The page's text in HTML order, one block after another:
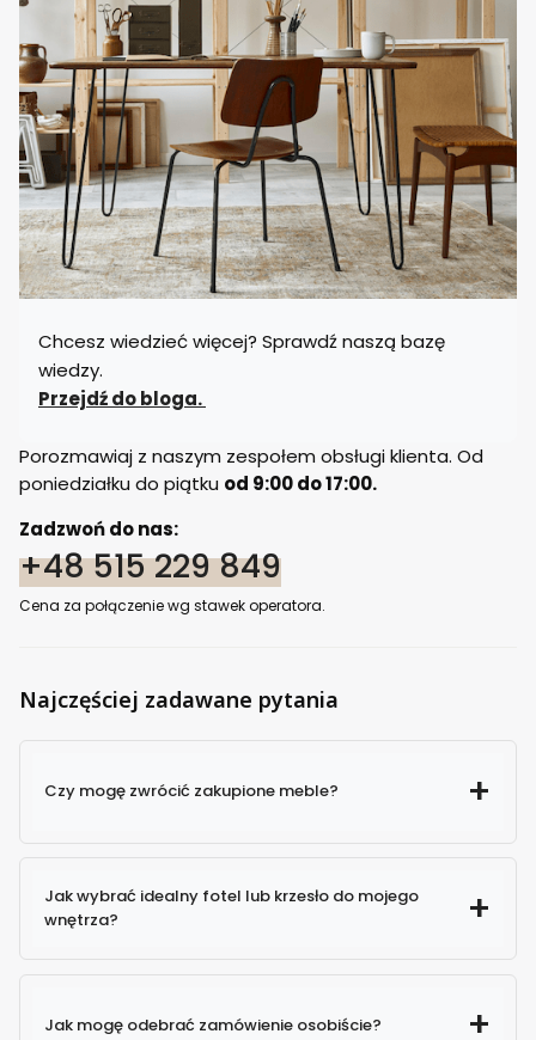
Chcesz wiedzieć więcej? Sprawdź naszą bazę
wiedzy.
Przejdź do bloga.
Porozmawiaj z naszym zespołem obsługi klienta. Od
poniedziałku do piątku od 9:00 do 17:00.
Zadzwoń do nas:
+48 515 229 849
Cena za połączenie wg stawek operatora.
Najczęściej zadawane pytania
Czy mogę zwrócić zakupione meble?
Jak wybrać idealny fotel lub krzesło do mojego
wnętrza?
Jak mogę odebrać zamówienie osobiście?